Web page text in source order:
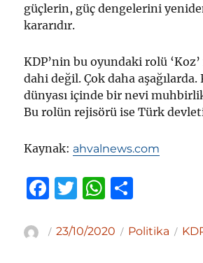
güçlerin, güç dengelerini
kararıdır.
KDP’nin bu oyundaki rolü
dahi değil. Çok daha aşağılarda.
dünyası içinde bir nevi
Bu rolün rejisörü ise Türk
Kaynak: ahvalnews.com
F
c
T
it
W
at ar
Yazar
Yayın
23/10/2020 Kategoriler
Politika